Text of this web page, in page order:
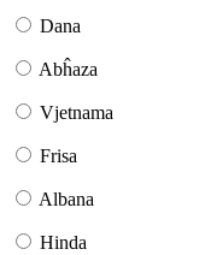
Dana
Abĥaza
Vjetnama
Frisa
Albana
Hinda